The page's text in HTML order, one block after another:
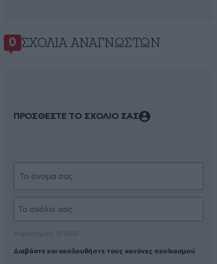
0 ΣΧΌΛΙΑ ΑΝΑΓΝΩΣΤΏΝ
ΠΡΟΣΘΕΣΤΕ ΤΟ ΣΧΟΛΙΟ ΣΑΣ
Διαβάστε και ακολουθήστε τους κανόνες σχολιασμού